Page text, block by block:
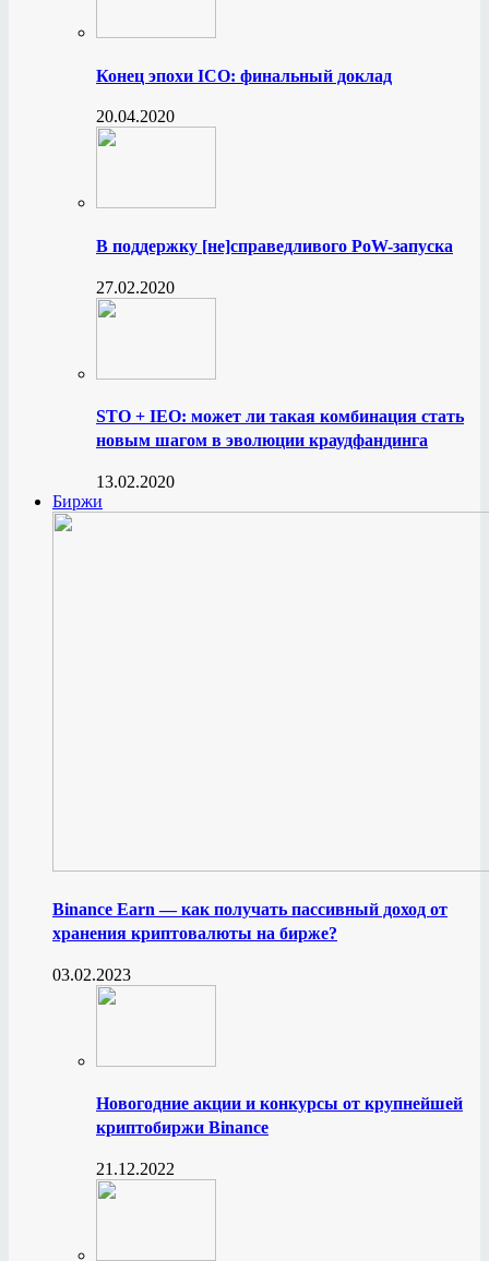
Конец эпохи ICO: финальный доклад
20.04.2020
В поддержку [не]справедливого PoW-запуска
27.02.2020
STO + IEO: может ли такая комбинация стать
новым шагом в эволюции краудфандинга
13.02.2020
Биржи
Binance Earn — как получать пассивный доход от
хранения криптовалюты на бирже?
03.02.2023
Новогодние акции и конкурсы от крупнейшей
криптобиржи Binance
21.12.2022